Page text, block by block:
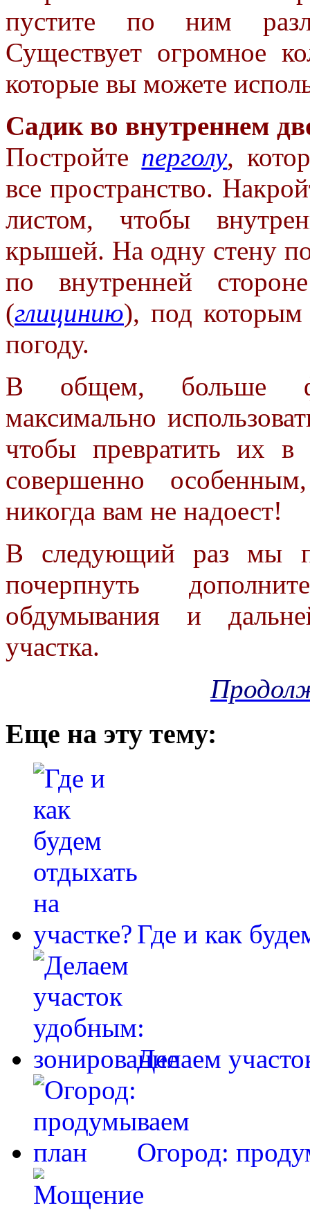
пустите поним
Существует огромное
которые вы можете
Садик во внутреннем
Постройте перголу,
всепространство.
листом, чтобы
крышей. На одну стену
по внутренней
(глицинию), под
погоду.
В общем, больше
максимально
чтобы превратитьих в
совершенно
никогда вам не надоест!
В следующий раз мы
почерпнуть
обдумывания и
участка.
Еще на эту тему:
Где и как
Делаем
Огород: